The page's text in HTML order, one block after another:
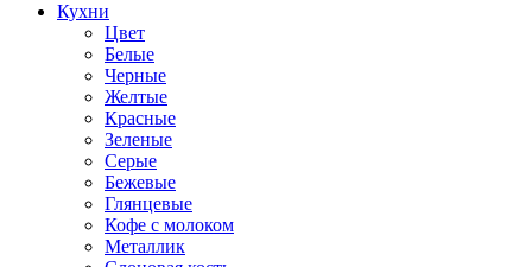
Кухни
Цвет
Белые
Черные
Желтые
Красные
Зеленые
Серые
Бежевые
Глянцевые
Кофе с молоком
Металлик